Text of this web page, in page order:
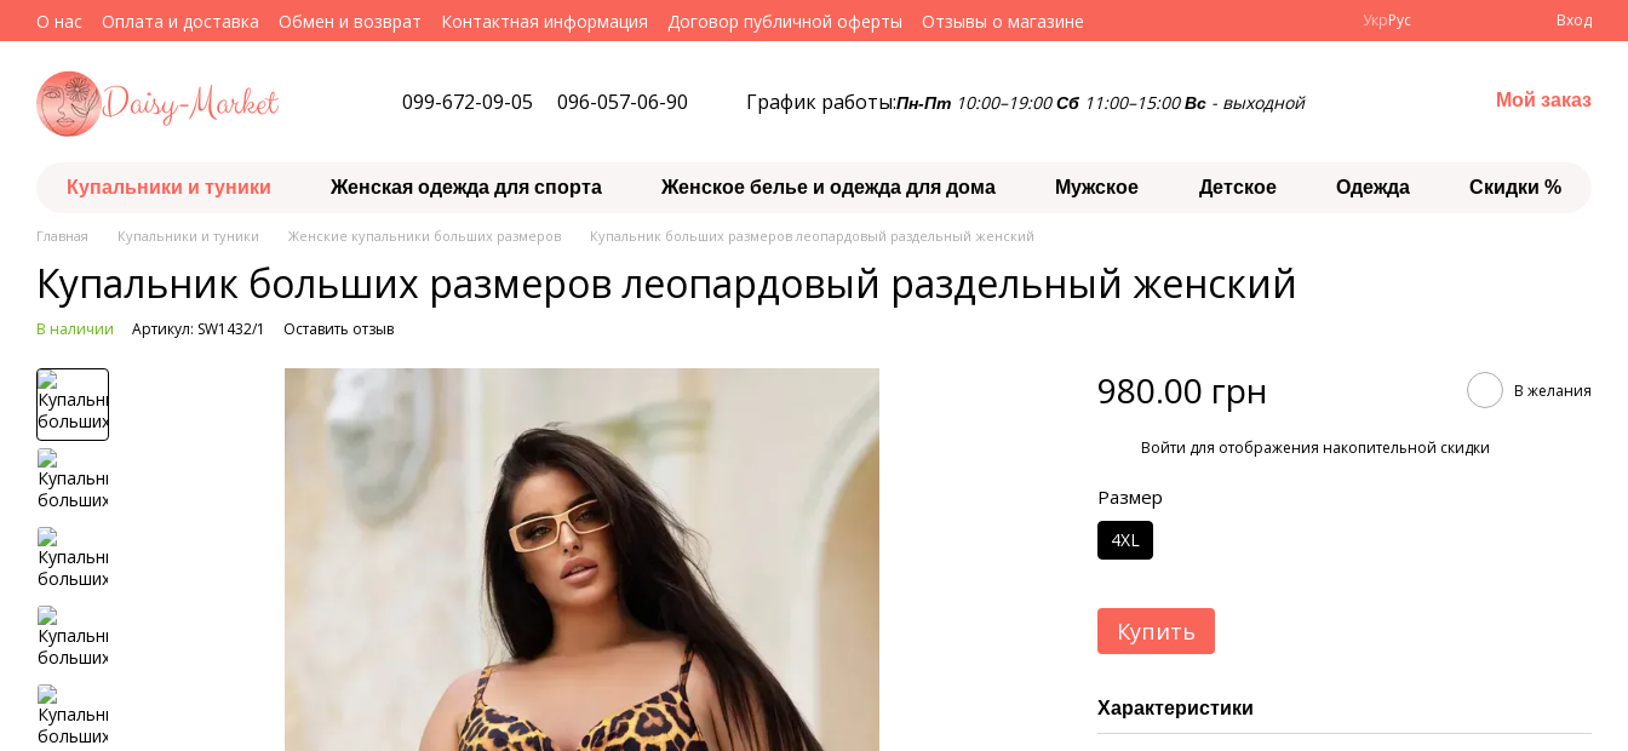
Перейти к основному контенту
О нас Оплата и доставка Обмен и возврат Контактная информация Договор публичной оферты Отзывы о магазине УкрРус Вход
099-672-09-05 096-057-06-90 График работы:Пн-Пт 10:00–19:00Сб 11:00–15:00Вс - выходной Мой заказ
Купальники и туники Женская одежда для спорта Женское белье и одежда для дома Мужское Детское Одежда Скидки %
Главная Купальники и туники Женские купальники больших размеров Купальник больших размеров леопардовый раздельный женский
Купальник больших размеров леопардовый раздельный женский
В наличии Артикул: SW1432/1 Оставить отзыв
980.00 грн В желания
Войти для отображения накопительной скидки
Размер
4XL
Купить
Характеристики